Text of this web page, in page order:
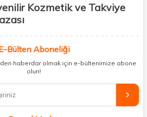
Kozmetik ve Takviye
edici gıda ürünlerini sizlerle
mağaza dolaşmanıza gerek yok;
bir çatı altında topluyor ve kapınıza kadar
sağlık ürünleriyle güzelliğinizi tamamlayabilir,
için güvenilir takviye edici gıdalara
Bülten Aboneliği
haberdar olmak için e-bültenimize abone
olun!